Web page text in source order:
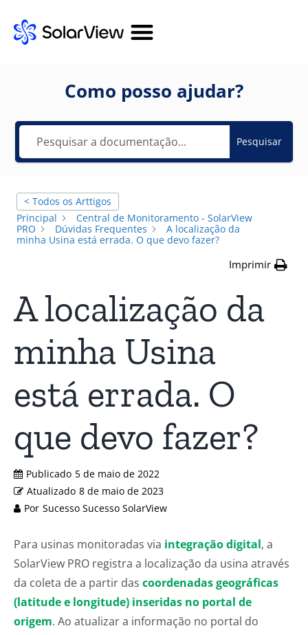
Como posso ajudar?
Pesquisar
< Todos os Arttigos
Principal
Central de Monitoramento - SolarView
PRO
Dúvidas Frequentes
A localização da
minha Usina está errada. O que devo fazer?
Imprimir
A localização da
minha Usina
está errada. O
que devo fazer?
Publicado 5 de maio de 2022
Atualizado 8 de maio de 2023
Por Sucesso Sucesso SolarView
Para usinas monitoradas via integração digital, a
SolarView PRO registra a localização da usina através
da coleta de a partir das coordenadas geográficas
(latitude e longitude) inseridas no portal de
origem. Ao atualizar a informação no portal do